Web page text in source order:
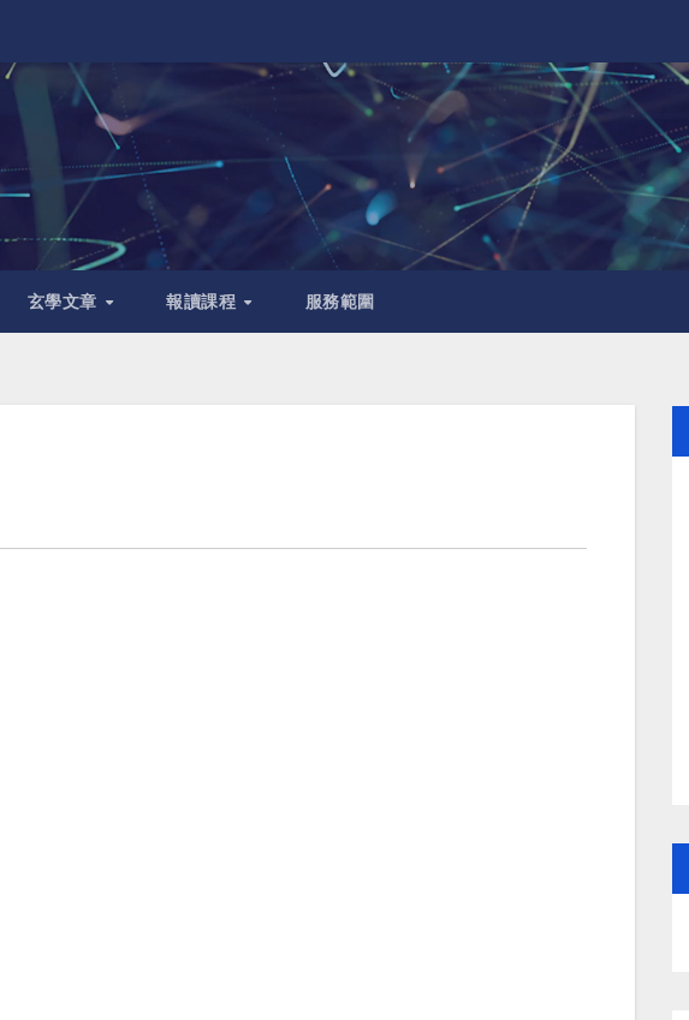
玄學文章 報讀課程 服務範圍